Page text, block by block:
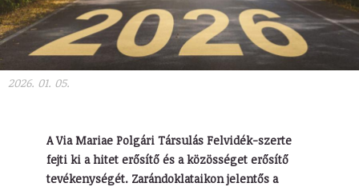
2026. 01. 05.
A Via Mariae Polgári Társulás Felvidék-szerte
fejti ki a hitet erősítő és a közösséget erősítő
tevékenységét. Zarándoklataikon jelentős a